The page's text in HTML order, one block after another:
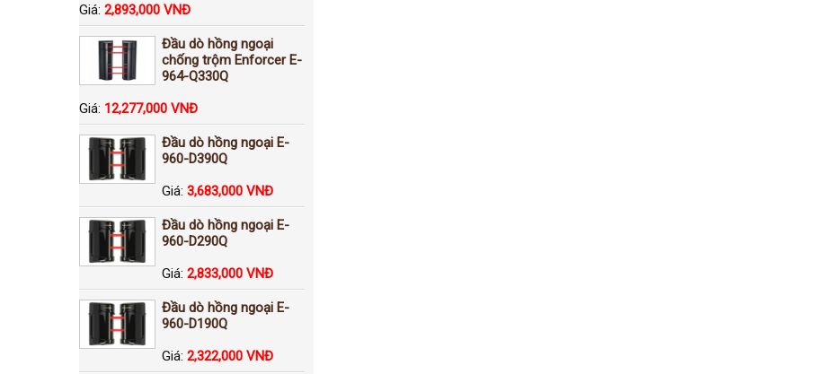
Giá: 2,893,000 VNĐ
Đầu dò hồng ngoại
chống trộm Enforcer E-
964-Q330Q
Giá: 12,277,000 VNĐ
Đầu dò hồng ngoại E-
960-D390Q
Giá: 3,683,000 VNĐ
Đầu dò hồng ngoại E-
960-D290Q
Giá: 2,833,000 VNĐ
Đầu dò hồng ngoại E-
960-D190Q
Giá: 2,322,000 VNĐ